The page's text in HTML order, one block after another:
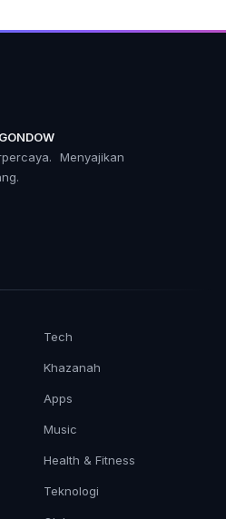
Menyajikan
Tech
Khazanah
Apps
Music
Health & Fitness
Teknologi